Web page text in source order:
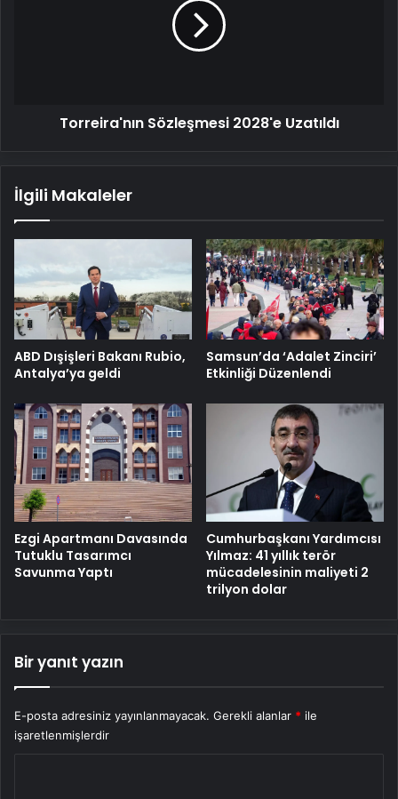
Torreira'nın Sözleşmesi 2028'e Uzatıldı
İlgili Makaleler
ABD Dışişleri Bakanı Rubio,
Antalya’ya geldi
Samsun’da ‘Adalet Zinciri’
Etkinliği Düzenlendi
Ezgi Apartmanı Davasında
Tutuklu Tasarımcı
Savunma Yaptı
Cumhurbaşkanı Yardımcısı
Yılmaz: 41 yıllık terör
mücadelesinin maliyeti 2
trilyon dolar
Bir yanıt yazın
E-posta adresiniz yayınlanmayacak. Gerekli alanlar * ile
işaretlenmişlerdir